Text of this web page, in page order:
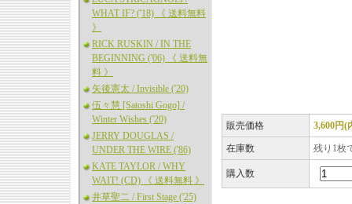
WHAT IF? ('18) 《 送料無料
》
RICK RUSKIN / IN THE
BEGINNING ('06) 《 送料無
料 》
矢後憲太 / Invisible ('20)
伍々慧 [Satoshi Gogo] /
Winter Wishes ('20)
JERRY DOUGLAS /
UNDER THE WIRE ('86)
KATE TAYLOR / WHY
WAIT! (CD) 《 送料無料 》
井草聖二 / First Stage ('25)
販売価格 3,600円(
在庫数 残り1枚
購入数